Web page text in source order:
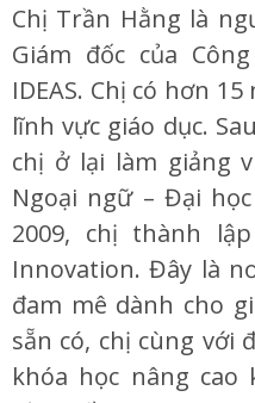
Chị Trần Hằng là
Giám đốc của
IDEAS. Chị có hơn
lĩnh vực giáo dục.
chị ở lại làm giảng
Ngoại ngữ – Đại
2009, chị thành
Innovation. Đây là
đam mê dành cho
sẵn có, chị cùng với
khóa học nâng